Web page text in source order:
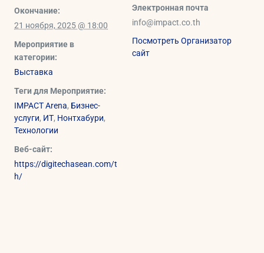
Окончание:
21 ноября, 2025 @ 18:00
Мероприятие в
категории:
Выставка
Теги для Мероприятие:
IMPACT Arena, Бизнес-
услуги, ИТ, Нонтхабури,
Технологии
Веб-сайт:
https://digitechasean.com/t
h/
Электронная почта
info@impact.co.th
Посмотреть Организатор
сайт